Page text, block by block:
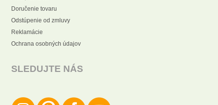
Doručenie tovaru
Odstúpenie od zmluvy
Reklamácie
Ochrana osobných údajov
SLEDUJTE NÁS